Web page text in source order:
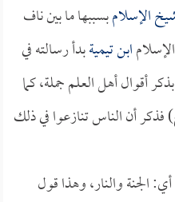
الإسلامبسببها ما بين ناف
ابن تيميةبدأ رسالته في
أقوال أهل العلم جملة، كما
أن الناس تنازعوا في ذلك
الجنة والنار، وهذا قول